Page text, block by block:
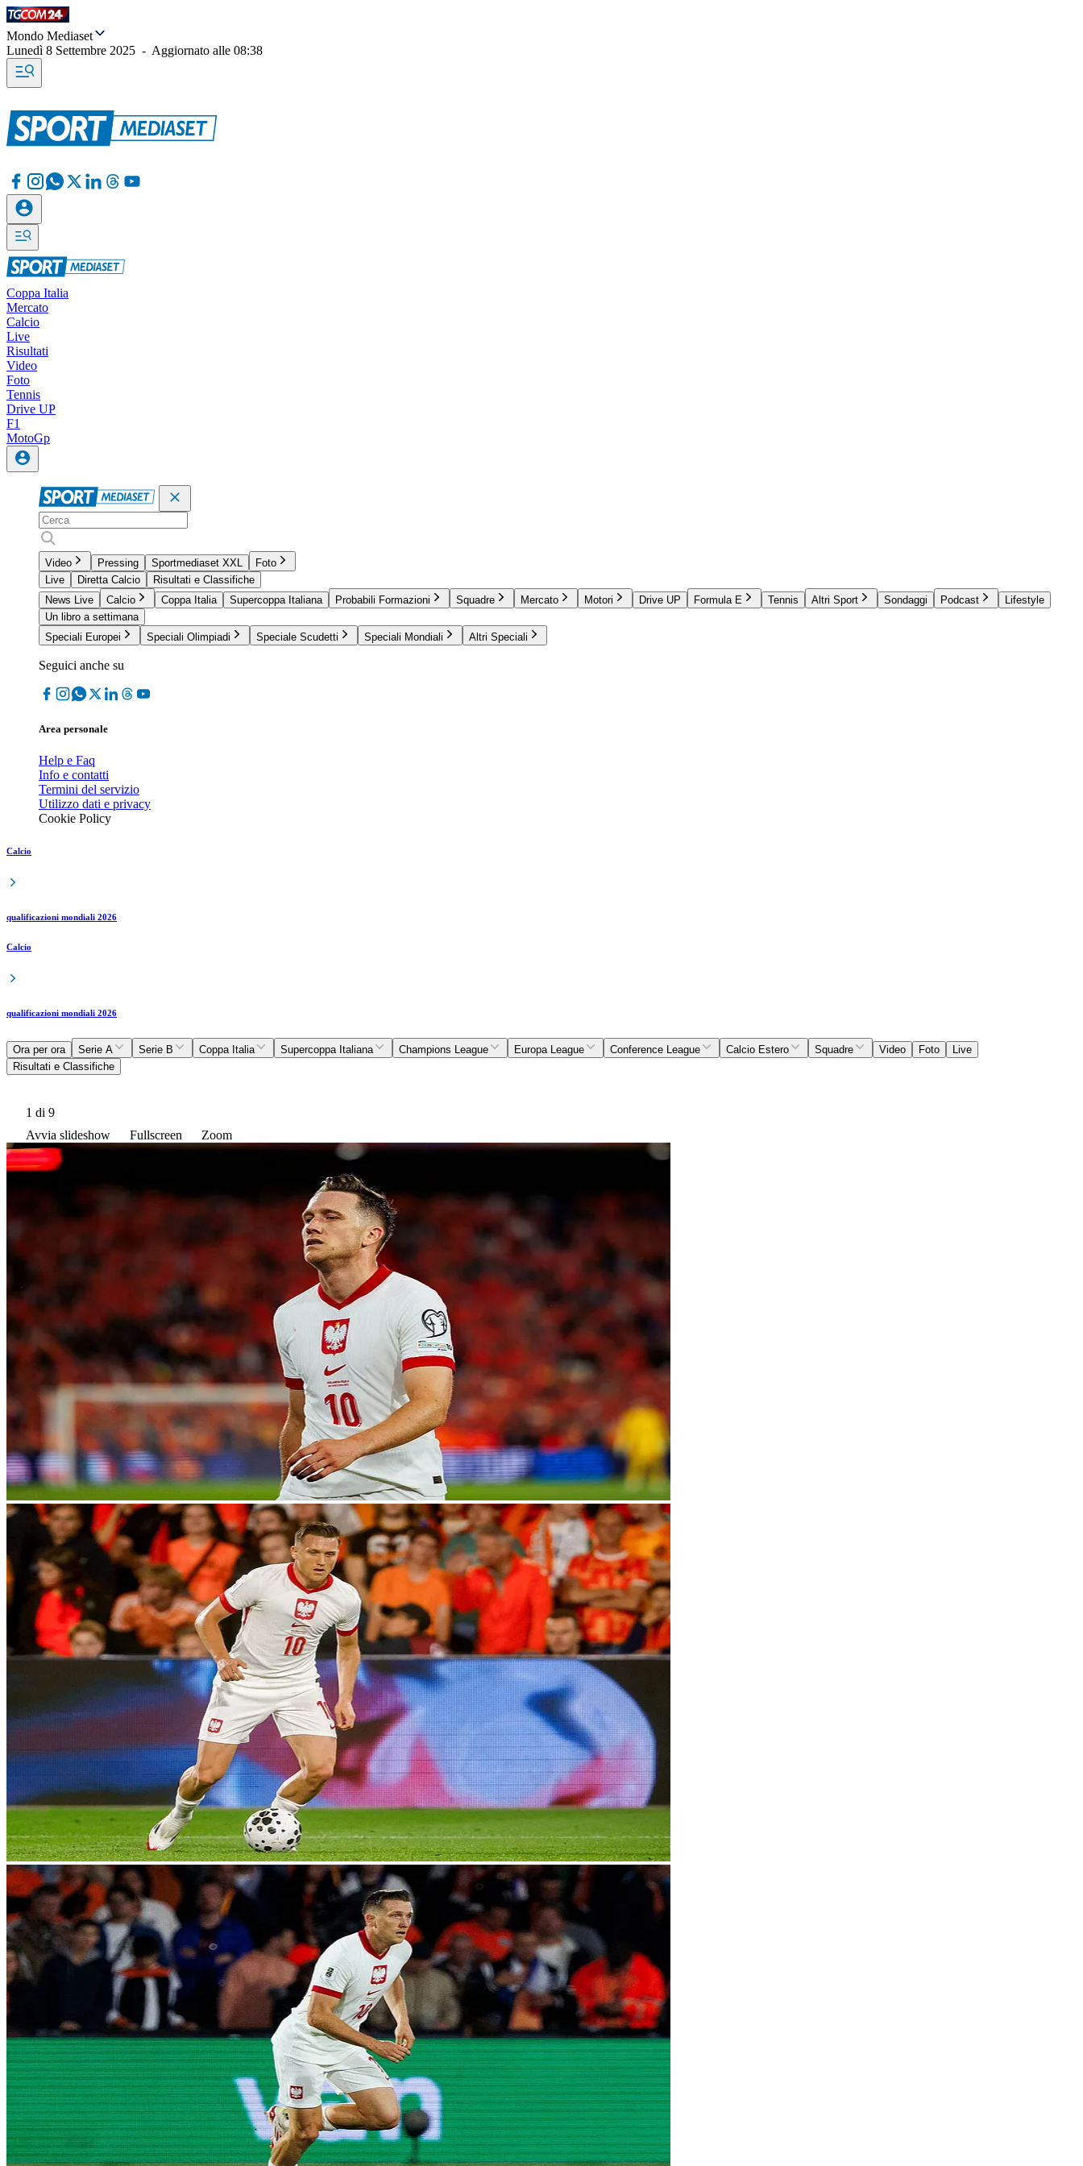
Mondo Mediaset
Lunedì 8 Settembre 2025 - Aggiornato alle 08:38
Coppa Italia
Mercato
Calcio
Live
Risultati
Video
Foto
Tennis
Drive UP
F1
MotoGp
Video Pressing Sportmediaset XXL
Foto
Live
Diretta Calcio
Risultati e Classifiche
News Live
Calcio Coppa Italia Supercoppa Italiana Probabili Formazioni Squadre Mercato Motori Drive UP Formula E Tennis Altri Sport Sondaggi Podcast
Lifestyle
Un libro a settimana
Speciali Europei
Speciali Olimpiadi Speciale Scudetti Speciali Mondiali Altri Speciali
Seguici anche su
Area personale
Help e Faq
Info e contatti
Termini del servizio
Utilizzo dati e privacy
Cookie Policy
Calcio
qualificazioni mondiali 2026
Calcio
qualificazioni mondiali 2026
Ora per ora Serie A Serie B Coppa Italia Supercoppa Italiana Champions League Europa League Conference League Calcio Estero Squadre Video Foto
Live
Risultati e Classifiche
1 di 9
Avvia slideshow
Fullscreen Zoom